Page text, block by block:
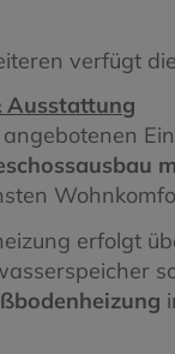
verfügt
Ausstattung
erfolgt